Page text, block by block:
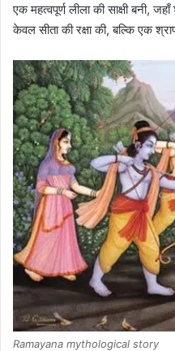
एक महत्वपूर्ण लीला की साक्षी बनी,
केवल सीता की रक्षा की, बल्कि एक
Ramayana mythological story